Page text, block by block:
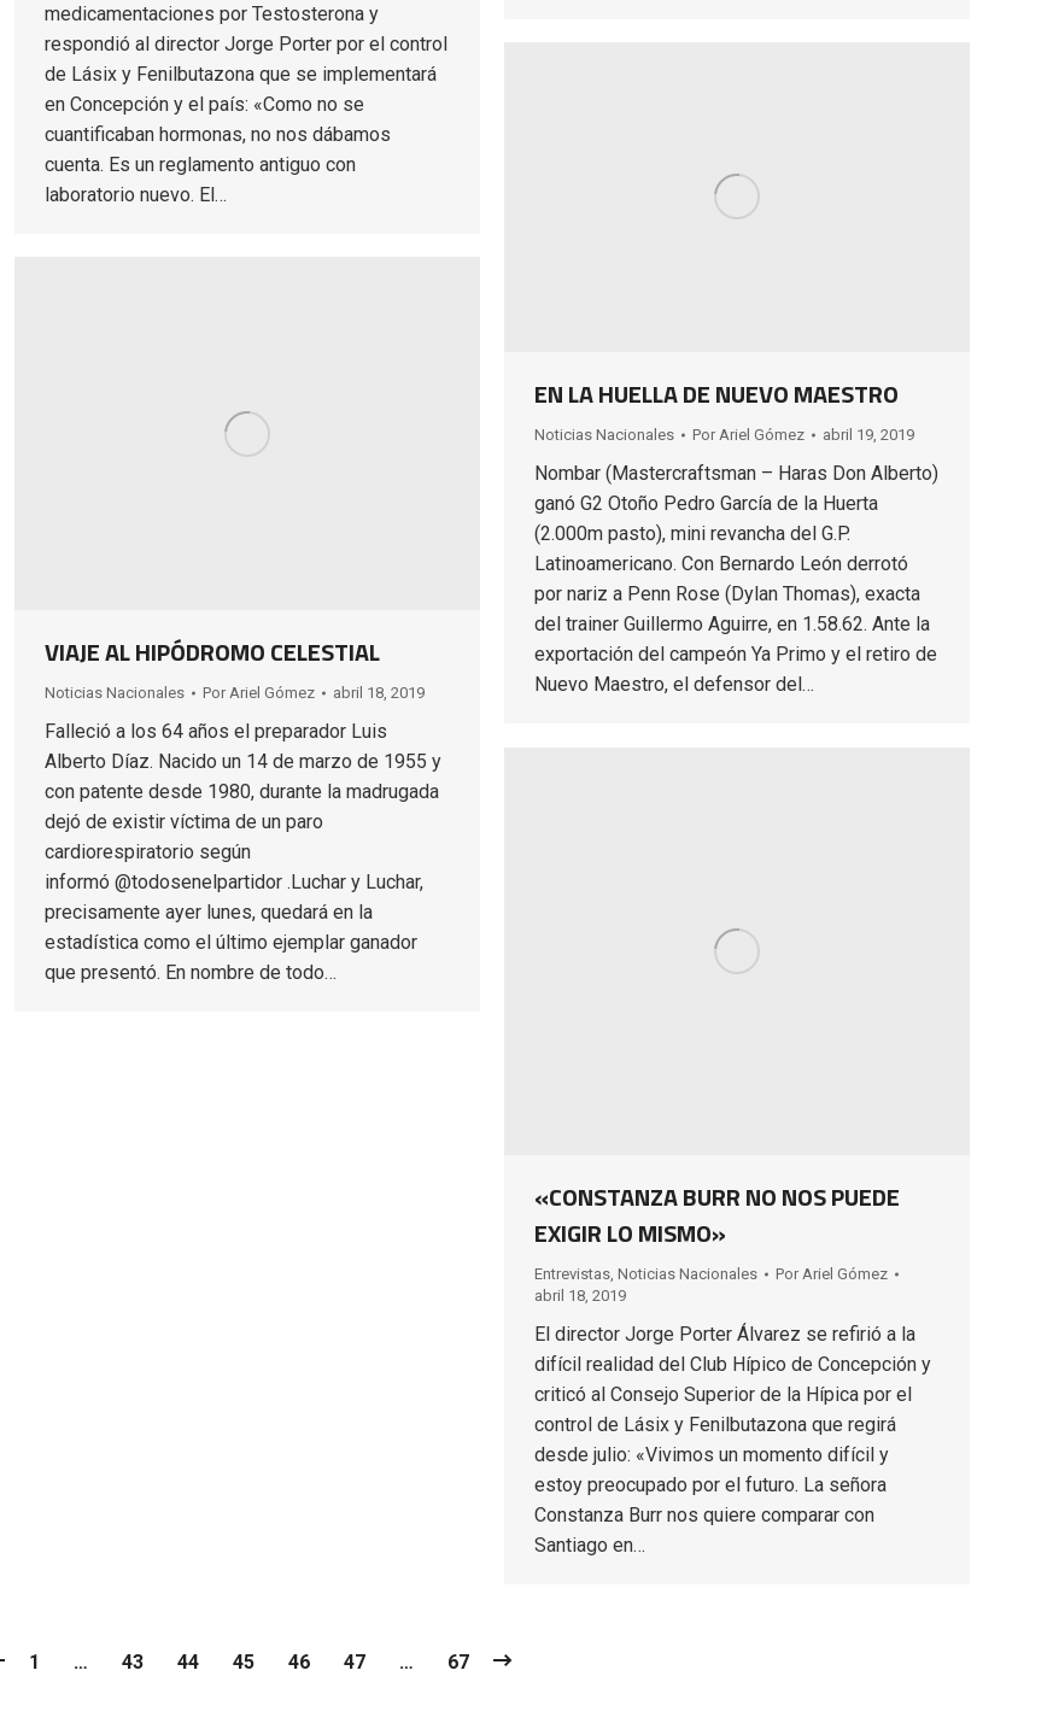
medicamentaciones por Testosterona y
respondió al director Jorge Porter por el control
de Lásix y Fenilbutazona que se implementará
en Concepción y el país: «Como no se
cuantificaban hormonas, no nos dábamos
cuenta. Es un reglamento antiguo con
laboratorio nuevo. El…
EN LA HUELLA DE NUEVO MAESTRO
Noticias Nacionales Por Ariel Gómez abril 19, 2019
Nombar (Mastercraftsman – Haras Don Alberto)
ganó G2 Otoño Pedro García de la Huerta
(2.000m pasto), mini revancha del G.P.
Latinoamericano. Con Bernardo León derrotó
por nariz a Penn Rose (Dylan Thomas), exacta
del trainer Guillermo Aguirre, en 1.58.62. Ante la
exportación del campeón Ya Primo y el retiro de
Nuevo Maestro, el defensor del…
VIAJE AL HIPÓDROMO CELESTIAL
Noticias Nacionales Por Ariel Gómez abril 18, 2019
Falleció a los 64 años el preparador Luis
Alberto Díaz. Nacido un 14 de marzo de 1955 y
con patente desde 1980, durante la madrugada
dejó de existir víctima de un paro
cardiorespiratorio según
informó @todosenelpartidor .Luchar y Luchar,
precisamente ayer lunes, quedará en la
estadística como el último ejemplar ganador
que presentó. En nombre de todo…
«CONSTANZA BURR NO NOS PUEDE
EXIGIR LO MISMO»
Entrevistas Noticias Nacionales Por Ariel Gómez
abril 18, 2019
El director Jorge Porter Álvarez se refirió a la
difícil realidad del Club Hípico de Concepción y
criticó al Consejo Superior de la Hípica por el
control de Lásix y Fenilbutazona que regirá
desde julio: «Vivimos un momento difícil y
estoy preocupado por el futuro. La señora
Constanza Burr nos quiere comparar con
Santiago en…
1 … 43 44 45 46 47 … 67